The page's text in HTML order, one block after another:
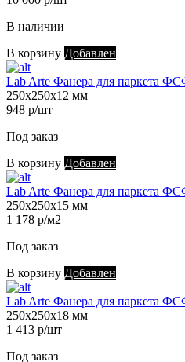
В наличии
В корзину Добавлен
Lab Arte Фанера для паркета
250х250х12 мм
948 р/шт
Под заказ
В корзину Добавлен
Lab Arte Фанера для паркета
250х250х15 мм
1 178 р/м2
Под заказ
В корзину Добавлен
Lab Arte Фанера для паркета
250х250х18 мм
1 413 р/шт
Под заказ